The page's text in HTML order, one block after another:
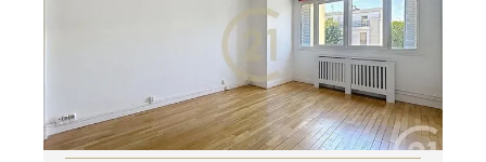
Appartement F2 à louer
par mois charges comprises
Visiter le site dédié